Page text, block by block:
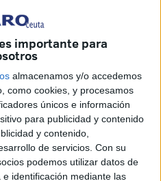
importante para
almacenamos y/o accedemos
como cookies, y procesamos
únicos e información
para publicidad y contenido
y contenido,
de servicios. Con su
podemos utilizar datos de
identificación mediante las
de la prudencia, sino del
mejorar la vida de los
comodidad de quienes
empresas se ha